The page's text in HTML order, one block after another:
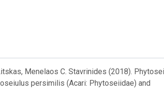
Menelaos C. Stavrinides (2018).
persimilis (Acari: Phytoseiidae) and